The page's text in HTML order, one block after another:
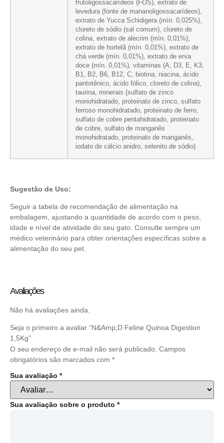
frutoligossacarídeos (FOS), extrato de
levedura (fonte de mananoligossacarídeos),
extrato de Yucca Schidigera (mín. 0,025%),
cloreto de sódio (sal comum), cloreto de
colina, extrato de alecrim (mín. 0,01%),
extrato de hortelã (mín. 0,01%), extrato de
chá verde (mín. 0,01%), extrato de erva
doce (mín. 0,01%), vitaminas (A, D3, E, K3,
B1, B2, B6, B12, C, biotina, niacina, ácido
pantotênico, ácido fólico, cloreto de colina),
taurina, minerais (sulfato de zinco
monohidratado, proteinato de zinco, sulfato
ferroso monohidratado, proteinato de ferro,
sulfato de cobre pentahidratado, proteinato
de cobre, sulfato de manganês
monohidratado, proteinato de manganês,
iodato de cálcio anidro, selenito de sódio).
Sugestão de Uso:
Seguir a tabela de recomendação de alimentação na
embalagem, ajustando a quantidade de acordo com o peso,
idade e nível de atividade do seu gato. Consulte sempre um
médico veterinário para obter orientações específicas sobre a
alimentação do seu pet.
Avaliações
Não há avaliações ainda.
Seja o primeiro a avaliar “N&Amp;D Feline Quinoa Digestion
1,5Kg”
O seu endereço de e-mail não será publicado. Campos
obrigatórios são marcados com *
Sua avaliação *
Sua avaliação sobre o produto *